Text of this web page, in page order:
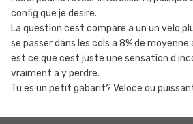
config que je desire.
La question cest compare a un un velo
se passer dans les cols a 8% de moyenne
est ce que cest juste une sensation d
vraiment a y perdre.
Tu es un petit gabarit? Veloce ou